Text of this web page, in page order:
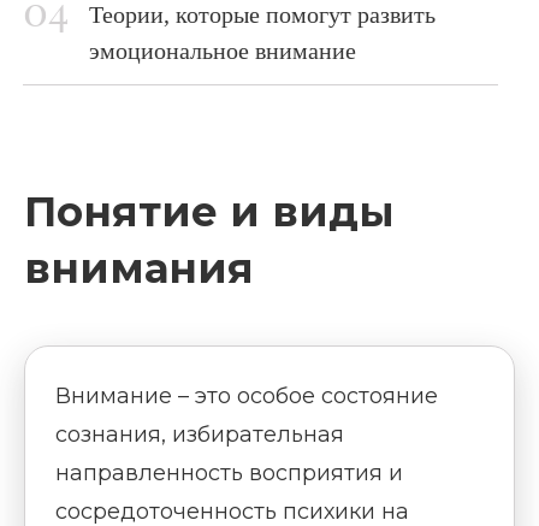
Теории, которые помогут развить
эмоциональное внимание
Понятие и виды
внимания
Внимание – это особое состояние
сознания, избирательная
направленность восприятия и
сосредоточенность психики на